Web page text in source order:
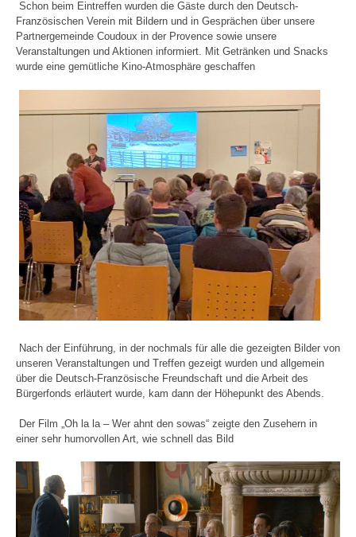
Schon beim Eintreffen wurden die Gäste durch den Deutsch-
Französischen Verein mit Bildern und in Gesprächen über unsere
Partnergemeinde Coudoux in der Provence sowie unsere
Veranstaltungen und Aktionen informiert. Mit Getränken und Snacks
wurde eine gemütliche Kino-Atmosphäre geschaffen
Nach der Einführung, in der nochmals für alle die gezeigten Bilder von
unseren Veranstaltungen und Treffen gezeigt wurden und allgemein
über die Deutsch-Französische Freundschaft und die Arbeit des
Bürgerfonds erläutert wurde, kam dann der Höhepunkt des Abends.
Der Film „Oh la la – Wer ahnt den sowas“ zeigte den Zusehern in
einer sehr humorvollen Art, wie schnell das Bild